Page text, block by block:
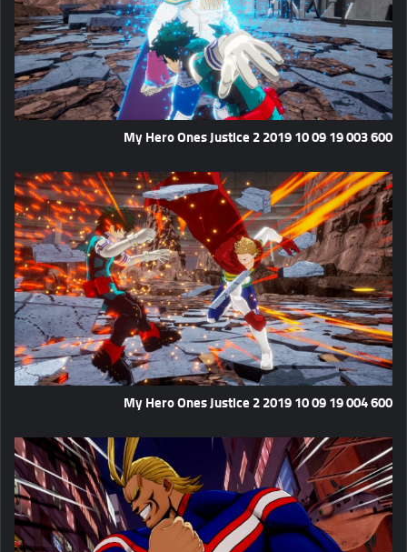
My Hero Ones Justice 2 2019 10 09 19 003 600
My Hero Ones Justice 2 2019 10 09 19 004 600